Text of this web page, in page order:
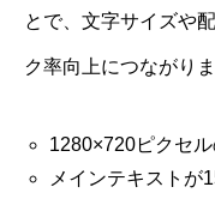
とで、文字サイズや
ク率向上につながりま
1280×720ピクセ
メインテキストが